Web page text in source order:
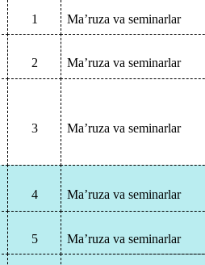
1 Ma’ruza va seminarlar
2 Ma’ruza va seminarlar
3 Ma’ruza va seminarlar
4 Ma’ruza va seminarlar
5 Ma’ruza va seminarlar